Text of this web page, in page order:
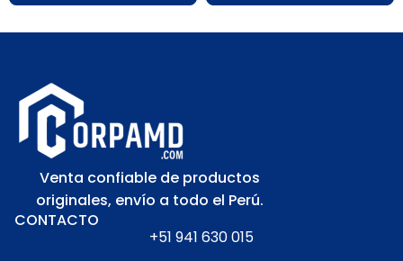
Venta confiable de productos
originales, envío a todo el Perú.
CONTACTO
+51 941 630 015